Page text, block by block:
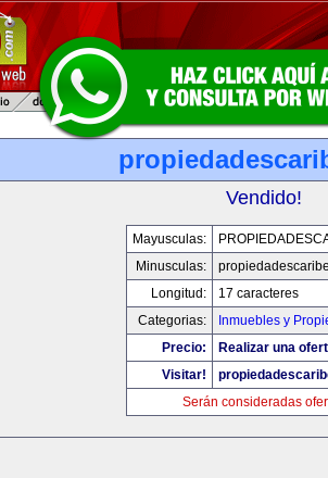
Vendido!
Mayusculas:
Minusculas:
Longitud:
17 caracteres
Categorias:
Inmuebles y
Precio:
Realizar una
Visitar!
Serán consideradas